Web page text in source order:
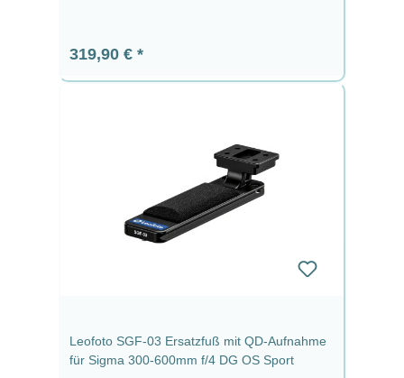
Regulärer Preis:
319,90 €
Leofoto SGF-03 Ersatzfuß mit QD-Aufnahme
für Sigma 300-600mm f/4 DG OS Sport